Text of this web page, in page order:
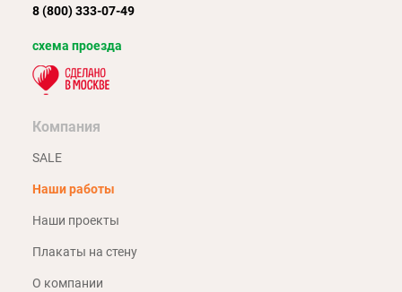
8 (800) 333-07-49
схема проезда
Компания
SALE
Наши работы
Наши проекты
Плакаты на стену
О компании